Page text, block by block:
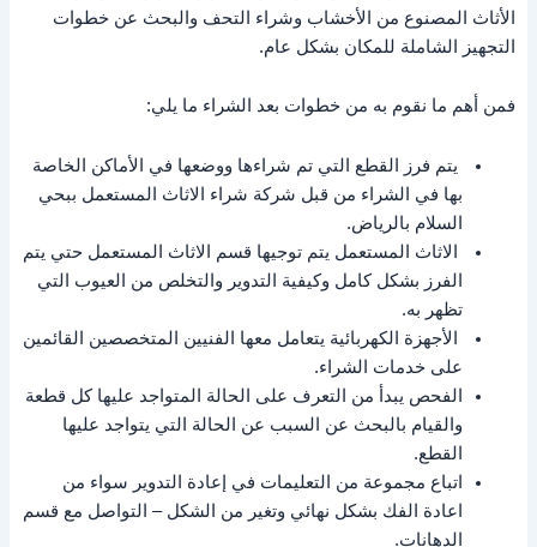
الأثاث المصنوع من الأخشاب وشراء التحف والبحث عن خطوات
التجهيز الشاملة للمكان بشكل عام.
فمن أهم ما نقوم به من خطوات بعد الشراء ما يلي:
يتم فرز القطع التي تم شراءها ووضعها في الأماكن الخاصة
بها في الشراء من قبل شركة شراء الاثاث المستعمل ببحي
السلام بالرياض.
الاثاث المستعمل يتم توجيها قسم الاثاث المستعمل حتي يتم
الفرز بشكل كامل وكيفية التدوير والتخلص من العيوب التي
تظهر به.
الأجهزة الكهربائية يتعامل معها الفنيين المتخصصين القائمين
على خدمات الشراء.
الفحص يبدأ من التعرف على الحالة المتواجد عليها كل قطعة
والقيام بالبحث عن السبب عن الحالة التي يتواجد عليها
القطع.
اتباع مجموعة من التعليمات في إعادة التدوير سواء من
اعادة الفك بشكل نهائي وتغير من الشكل – التواصل مع قسم
الدهانات.